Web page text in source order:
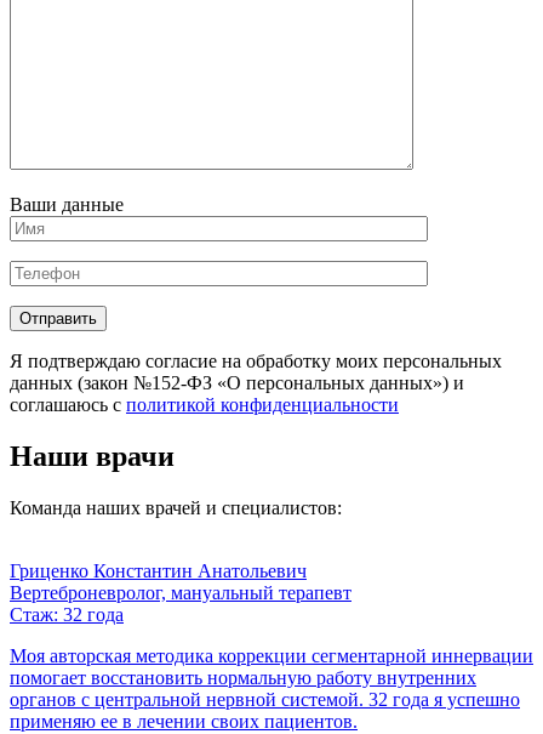
Ваши данные
Отправить
Я подтверждаю согласие на обработку моих персональных
данных (закон №152-ФЗ «О персональных данных») и
соглашаюсь с политикой конфиденциальности
Наши врачи
Команда наших врачей и специалистов:
Гриценко Константин Анатольевич
Вертеброневролог, мануальный терапевт
Стаж: 32 года
Моя авторская методика коррекции сегментарной иннервации
помогает восстановить нормальную работу внутренних
органов с центральной нервной системой. 32 года я успешно
применяю ее в лечении своих пациентов.